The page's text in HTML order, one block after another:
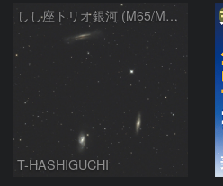
しし座トリオ銀河 (M65/M66/NGC3628) 2026/05/11
T-HASHIGUCHI